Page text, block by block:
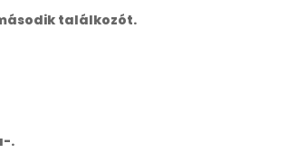
találkozót.
.